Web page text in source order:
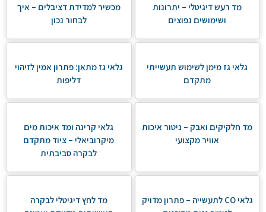
מד רעש דיגיטלי – יתרונות
ושימושים נפוצים
מכשיר למדידת דציבלים – איך
לבחור נכון
גלאי גז מימן לשימוש תעשייתי
מתקדם
גלאי גז מתאן: פתרון אמין לזיהוי
דליפות
מד חלקיקים ואבק – ניטור איכות
אוויר מקצועי
גלאי קרינה ומד איכות מים
מיקרוביאלי – ציוד מתקדם
לבקרה סביבתית
גלאי CO לתעשייה – פתרון מדויק
מד לחץ דיגיטלי לבקרה